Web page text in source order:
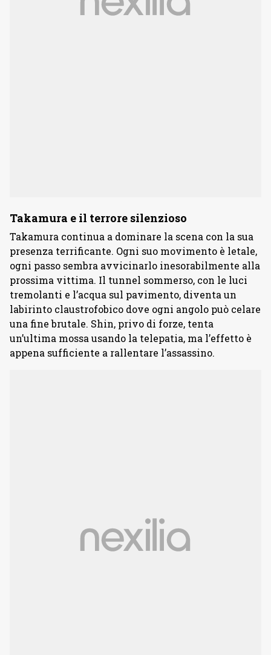
Takamura e il terrore silenzioso
Takamura continua a dominare la scena con la sua
presenza terrificante. Ogni suo movimento è letale,
ogni passo sembra avvicinarlo inesorabilmente alla
prossima vittima. Il tunnel sommerso, con le luci
tremolanti e l’acqua sul pavimento, diventa un
labirinto claustrofobico dove ogni angolo può celare
una fine brutale. Shin, privo di forze, tenta
un’ultima mossa usando la telepatia, ma l’effetto è
appena sufficiente a rallentare l’assassino.